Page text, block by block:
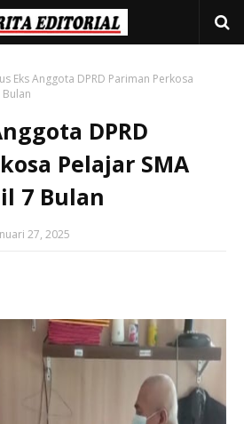
Eks Anggota DPRD Pariman Perkosa
DPRD
Pelajar SMA
7 Bulan
27, 2025